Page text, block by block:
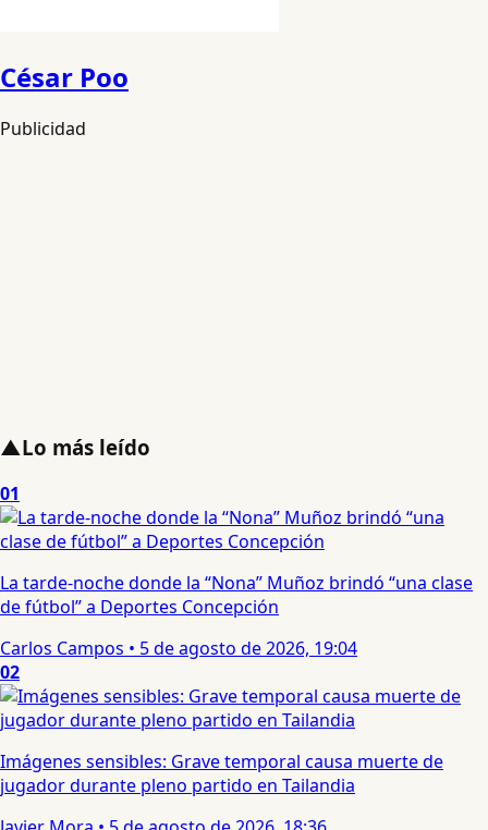
César Poo
Publicidad
▲Lo más leído
01
La tarde-noche donde la “Nona” Muñoz brindó “una clase
de fútbol” a Deportes Concepción
Carlos Campos • 5 de agosto de 2026, 19:04
02
Imágenes sensibles: Grave temporal causa muerte de
jugador durante pleno partido en Tailandia